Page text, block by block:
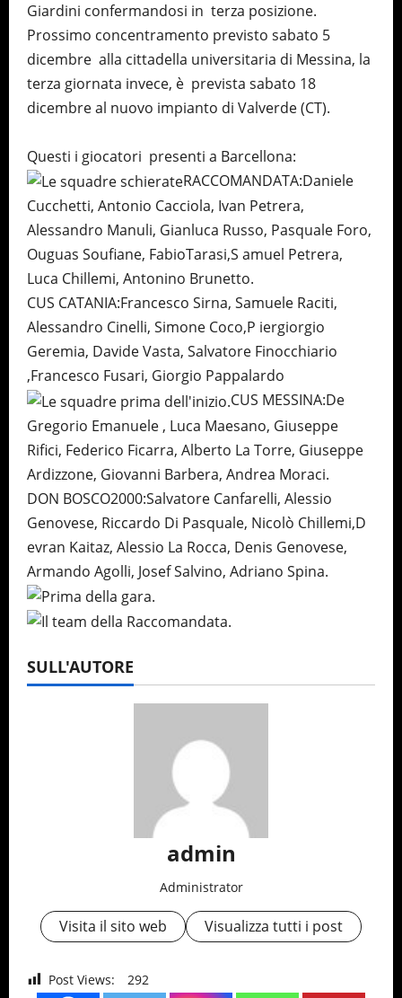
Giardini confermandosi in terza posizione.
Prossimo concentramento previsto sabato 5
dicembre alla cittadella universitaria di Messina, la
terza giornata invece, è prevista sabato 18
dicembre al nuovo impianto di Valverde (CT).
Questi i giocatori presenti a Barcellona:
RACCOMANDATA:Daniele
Cucchetti, Antonio Cacciola, Ivan Petrera,
Alessandro Manuli, Gianluca Russo, Pasquale Foro,
Ouguas Soufiane, FabioTarasi,S amuel Petrera,
Luca Chillemi, Antonino Brunetto.
CUS CATANIA:Francesco Sirna, Samuele Raciti,
Alessandro Cinelli, Simone Coco,P iergiorgio
Geremia, Davide Vasta, Salvatore Finocchiario
,Francesco Fusari, Giorgio Pappalardo
CUS MESSINA:De
Gregorio Emanuele , Luca Maesano, Giuseppe
Rifici, Federico Ficarra, Alberto La Torre, Giuseppe
Ardizzone, Giovanni Barbera, Andrea Moraci.
DON BOSCO2000:Salvatore Canfarelli, Alessio
Genovese, Riccardo Di Pasquale, Nicolò Chillemi,D
evran Kaitaz, Alessio La Rocca, Denis Genovese,
Armando Agolli, Josef Salvino, Adriano Spina.
SULL'AUTORE
admin
Administrator
Visita il sito web Visualizza tutti i post
Post Views: 292